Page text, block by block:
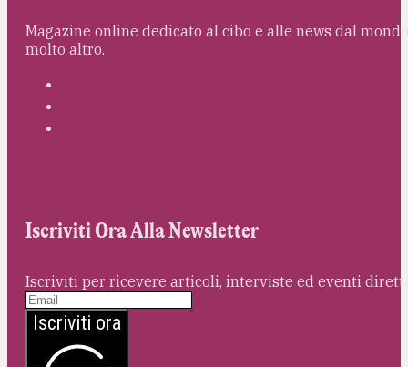
Magazine online dedicato al cibo e alle news dal
molto altro.
Iscriviti Ora Alla Newsletter
Iscriviti per ricevere articoli, interviste ed eventi
Iscriviti ora